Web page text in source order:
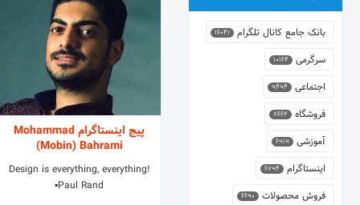
پیج اینستاگرام Mohammad
(Mobin) Bahrami
Design is everything, everything!
▪Paul Rand
بانک جامع کانال تلگرام 16041
سرگرمی 10164
اجتماعی 9494
فروشگاه 8662
آموزشی 6919
اینستاگرام 6794
فروش محصولات 6690